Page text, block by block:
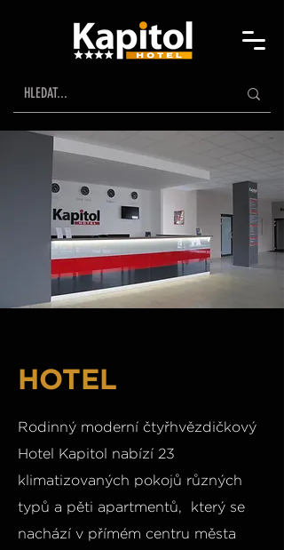
HOTEL
Rodinný moderní čtyřhvězdičkový
Hotel Kapitol nabízí 23
klimatizovaných pokojů různých
typů a pěti apartmentů, který se
nachází v přímém centru města